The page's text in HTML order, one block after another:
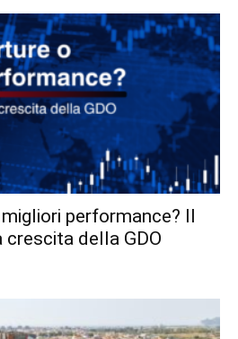
performance? Il
della GDO